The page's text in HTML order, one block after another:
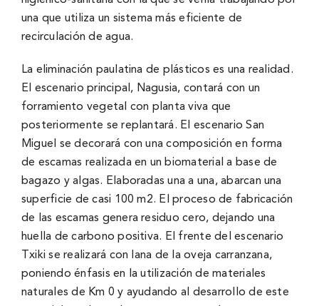
una que utiliza un sistema más eficiente de
recirculación de agua.
La eliminación paulatina de plásticos es una realidad.
El escenario principal, Nagusia, contará con un
forramiento vegetal con planta viva que
posteriormente se replantará. El escenario San
Miguel se decorará con una composición en forma
de escamas realizada en un biomaterial a base de
bagazo y algas. Elaboradas una a una, abarcan una
superficie de casi 100 m2. El proceso de fabricación
de las escamas genera residuo cero, dejando una
huella de carbono positiva. El frente del escenario
Txiki se realizará con lana de la oveja carranzana,
poniendo énfasis en la utilización de materiales
naturales de Km 0 y ayudando al desarrollo de este